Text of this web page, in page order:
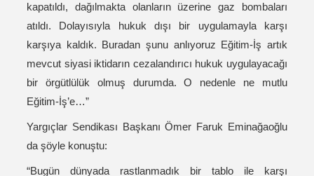
kapatıldı, dağılmakta olanların üzerine gaz bombaları
atıldı. Dolayısıyla hukuk dışı bir uygulamayla karşı
karşıya kaldık. Buradan şunu anlıyoruz Eğitim-İş artık
mevcut siyasi iktidarın cezalandırıcı hukuk uygulayacağı
bir örgütlülük olmuş durumda. O nedenle ne mutlu
Eğitim-İş’e…”
Yargıçlar Sendikası Başkanı Ömer Faruk Eminağaoğlu
da şöyle konuştu:
“Bugün dünyada rastlanmadık bir tablo ile karşı